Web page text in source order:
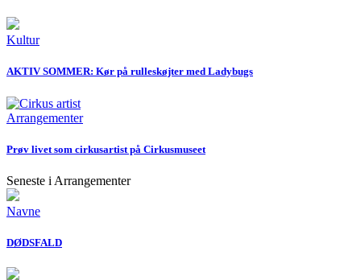
Kultur
AKTIV SOMMER: Kør på rulleskøjter med Ladybugs
Arrangementer
Prøv livet som cirkusartist på Cirkusmuseet
Seneste i Arrangementer
Navne
DØDSFALD